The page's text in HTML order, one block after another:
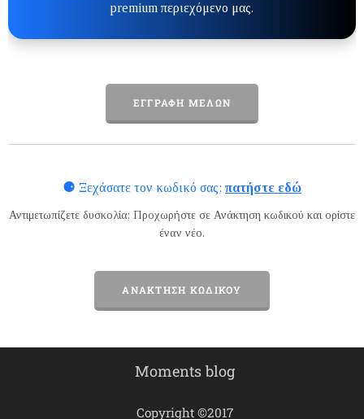
premium περιεχόμενο μας.
ΕΓΓΡΑΦΉ ΜΕΛΏΝ
⚈ Ξεχάσατε τον κωδικό σας; πατήστε εδώ
Αντιμετωπίζετε δυσκολία; Προχωρήστε σε Ανάκτηση κωδικού και ορίστε
έναν νέο.
ΑΝΆΚΤΗΣΗ ΚΩΔΙΚΟΎ
Moments blog
Copyright ©2017